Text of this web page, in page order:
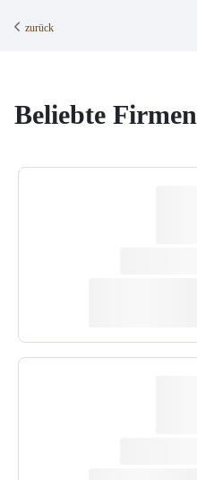
zurück
Beliebte Firmen